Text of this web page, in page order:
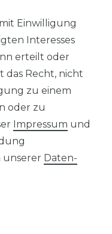
Sie hier:
mit
Einwilligung
Interesses
erteilt oder
das Recht, nicht
zu einem
oder zu
Impressum und
unserer Daten­